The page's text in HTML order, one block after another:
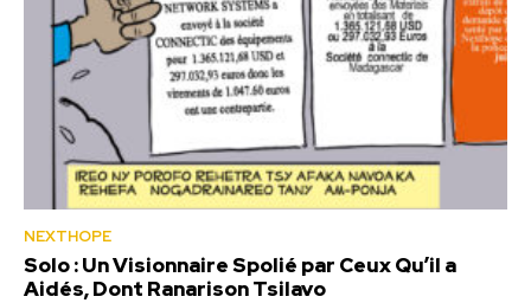
NEXTHOPE
Solo : Un Visionnaire Spolié par Ceux Qu’il a
Aidés, Dont Ranarison Tsilavo